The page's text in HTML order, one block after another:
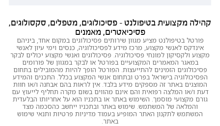
קהילה מקצועית בטיפולנט - פסיכולוגים, מטפלים, סקסולוגים,
פסיכיאטרים, מאמנים
פורטל בטיפולנט מציע מגוון שירותים פסיכולוגים במקום אחד, ביניהם
אינדקס לאנשי מקצוע, מרכז מידע לפסיכולוגיה, כנסים וימי עיון לאנשי
מקצוע ולקסיקון למונחי פסיכולוגיה. פסיכולוגים ואנשי מקצוע יכולים לבקר
במאגר המאמרים המקצועיים בפורטל או לבקר במגוון של פורומים
פסיכולוגים הזמינים להתייעצות. הפורטל הופך להיות מהמובילים בתחום
הפסיכולוגיה בישראל בפרט ובתחום אנשי המקצוע בכלל. התכנים והמידע
המוצגים באתר זה מספקים מידע בלבד. אין לראות בהם אבחנה ו/או חוות
דעת ו/או המלצה רפואית והם אינם מהווים בשום מקרה תחליף לייעוץ עם
גורם מקצועי מוסמך. השימוש באתר או בתכניו הוא על אחריותו הבלעדית
והמלאה של המשתמש. שימוש באתר ובתכניו ייחשב כהסכמה מצד
המשתמש לתקנון האתר המופיע בעמוד מדיניות פרטיות ותנאי שימוש
באתר.